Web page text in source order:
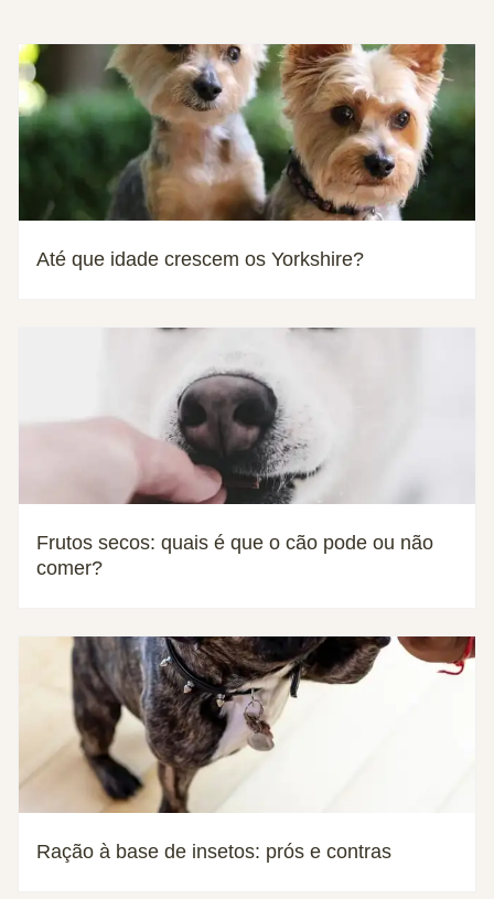
Até que idade crescem os Yorkshire?
Frutos secos: quais é que o cão pode ou não
comer?
Ração à base de insetos: prós e contras